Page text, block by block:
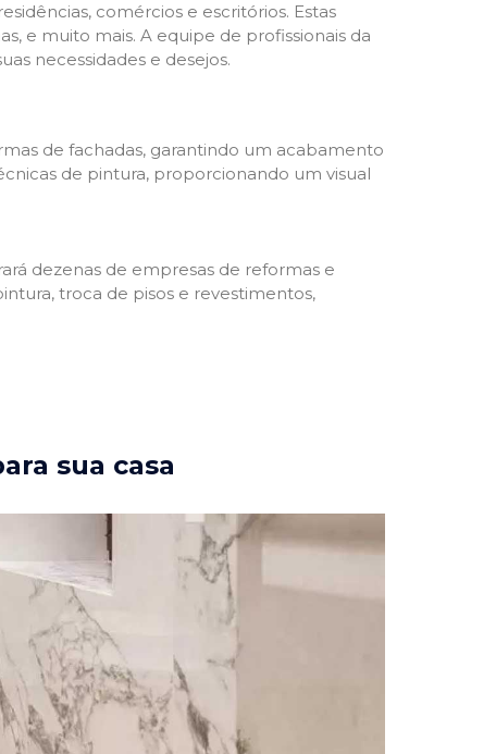
comércios e escritórios. Estas
e muito mais. A equipe de profissionais da
necessidades e desejos.
de fachadas, garantindo um acabamento
de pintura, proporcionando um visual
dezenas de empresas de reformas e
troca de pisos e revestimentos,
sua casa